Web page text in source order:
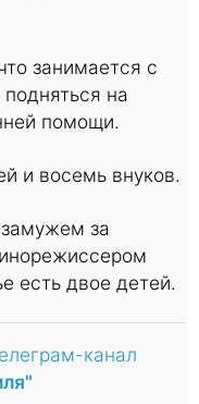
занимается с
на
помощи.
и восемь внуков.
за
есть двое детей.
канал